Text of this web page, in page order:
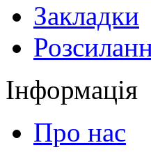
Закладки
Інформація
Про нас